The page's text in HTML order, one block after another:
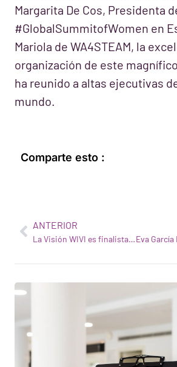
Margarita De Cos, Presidenta
#GlobalSummitofWomen en
Mariola de WA4STEAM, la
organización de este
ha reunido a altas ejecutivas
mundo.
Comparte esto :
ANTERIOR
La Visión WIVI es finalista en la Cumbre del Sur 2024